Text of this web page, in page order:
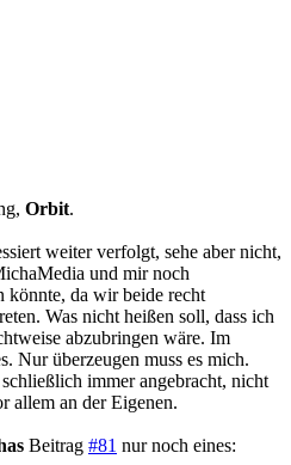
Orbit.
weiter verfolgt, sehe aber nicht,
und mir noch
könnte, da wir beide recht
Was nicht heißen soll, dass ich
abzubringen wäre. Im
Nur überzeugen muss es mich.
immer angebracht, nicht
allem an der Eigenen.
Beitrag #81 nur noch eines: